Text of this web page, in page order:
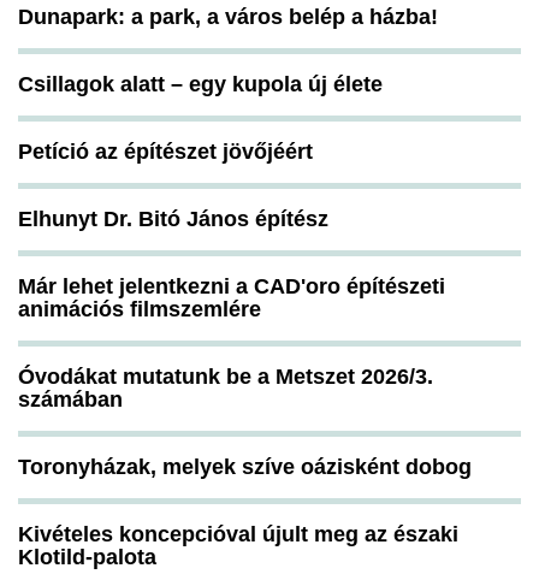
Dunapark: a park, a város belép a házba!
Csillagok alatt – egy kupola új élete
Petíció az építészet jövőjéért
Elhunyt Dr. Bitó János építész
Már lehet jelentkezni a CAD'oro építészeti
animációs filmszemlére
Óvodákat mutatunk be a Metszet 2026/3.
számában
Toronyházak, melyek szíve oázisként dobog
Kivételes koncepcióval újult meg az északi
Klotild-palota